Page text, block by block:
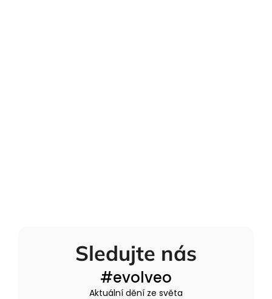
Sledujte nás
#evolveo
Aktuální dění ze světa